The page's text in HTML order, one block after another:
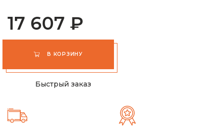
17 607 ₽
В КОРЗИНУ
Быстрый заказ